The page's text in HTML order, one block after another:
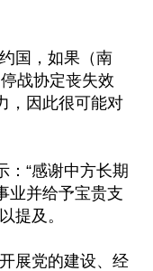
国，如果（南
战协定丧失效
，因此很可能对
：“感谢中方长期
业并给予宝贵支
提及。
展党的建设、经